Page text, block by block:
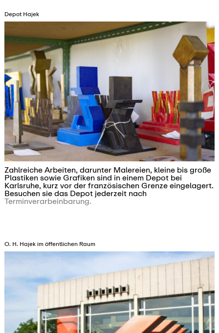
Depot Hajek
Zahlreiche Arbeiten, darunter Malereien, kleine bis große
Plastiken sowie Grafiken sind in einem Depot bei
Karlsruhe, kurz vor der französischen Grenze eingelagert.
Besuchen sie das Depot jederzeit nach
Terminverarbeinbarung.
O. H. Hajek im öffentlichen Raum